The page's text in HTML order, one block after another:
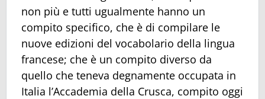
non più e tutti ugualmente hanno un
compito specifico, che è di compilare le
nuove edizioni del vocabolario della lingua
francese; che è un compito diverso da
quello che teneva degnamente occupata in
Italia l’Accademia della Crusca, compito oggi